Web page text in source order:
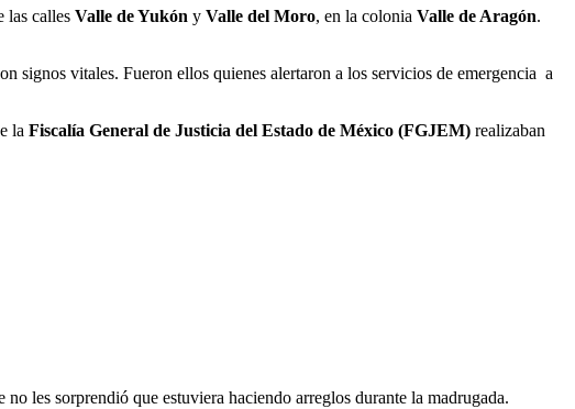
las calles Valle de Yukón y Valle del Moro, en la colonia Valle de Aragón.
signos vitales. Fueron ellos quienes alertaron a los servicios de emergencia a
la Fiscalía General de Justicia del Estado de México (FGJEM) realizaban
les sorprendió que estuviera haciendo arreglos durante la madrugada.